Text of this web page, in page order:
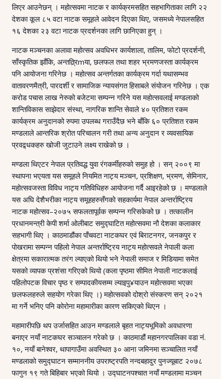
लिएर आउनेछन् । महोत्सवमा नाटक र कार्यक्रमसहित सहभागिताका लागि २२
देशका कूल ८५ वटा नाटक समूहले आवेदन दिएका थिए, जसमध्ये नेपालसहित
१६ देशका २३ वटा नाटक प्रदर्शनका लागि छानिएका हुन् ।
नाटक मञ्चनका अलावा महोत्सव अवधिभर कार्यशाला, तालिम, फोटो प्रदर्शनी,
साँस्कृतिक झाँकि, अन्तत्र्रिmया, छलफल तथा शहर भ्रमणजस्ता कार्यक्रम
पनि आयोजना गरिनेछ । महोत्सव अन्तर्गतका कार्यक्रम गर्दा यथासम्भव
वातावरणमैत्री, पारदर्शी र सामाजिक न्यायसंगत हिसाबले संयोजन गरिनेछ । एक
करोड पचास लाख नेरुको बजेटमा सम्पन्न गरिने यस महोत्सवलाई मण्डलाको
शान्तिविकास साझेदार संस्था, नागरिक शान्ति सेवाले ४० प्रतिशत रकम
कार्यक्रम अनुदानको रुपमा उपलब्ध गराउँदैछ भने बाँकि ६० प्रतिशत रकम
मण्डलाले आन्तरिक श्रोत परिचालन गरी तथा अन्य अनुदान र व्यवसायिक
प्रवद्र्धकहरु खोजी जुटाउने लक्ष्य राखेको छ ।
मण्डला थिएटर नेपाल प्रतिवद्ध युवा रंगकर्मीहरुको समुह हो । सन् २००९ मा
स्थापना भएयता यस समूहले नियमित नाट्य मञ्चन, प्रशिक्षण, भ्रमण, सेमिनार,
महोत्सवजस्ता विविध नाट्य गतिविधिहरु आयोजना गर्दै आइरहेको छ । मण्डलाले
यस अघि देशैभरीका नाट्य समूहहरुसँगको सहकार्यमा नेपाल अन्तर्राष्ट्रिय
नाटक महोत्सव–२०७५ सफलतापूर्वक सम्पन्न गरिसकेको छ । तत्कालीन
प्रधानमन्त्री केपी शर्मा ओलीबाट समुद्घाटित महोत्सवमा नौ देशका कलाकार
सहभागी थिए । काठमाडौंका पाँचवटा नाटकघर एवं बिराटनगर, जनकपुर र
पोखरामा सम्पन्न पहिलो नेपाल अन्तर्राष्ट्रिय नाट्य महोत्सवले नेपाली कला
क्षेत्रमा सकारात्मक तरंग ल्याएको थियो भने नेपाली समाज र मिडियामा समेत
यसको व्यापक प्रशंसा गरिएको थियो (कला पृष्ठमा सीमित नेपाली नाटकलाई
पहिलोपटक विचार पृष्ठ र सम्पादकीयसम्म ल्याइपु¥याउन महोत्सवमा भएका
छलफलहरुले सहयोग गरेका थिए ।) महोत्सवको दोश्रो संस्करण सन् २०२१
मा गर्ने भनिए पनि कोरोना महामारीका कारण सकिएको थिएन ।
महामारीपछि थप उर्जासहित आउन मण्डलाले बृहत नाट्यभूमिको अवधारणा
बनाएर नयाँ नाटकघर सञ्चालन गरेको छ । काठमाडौं महानगरपालिका वडा नं.
१०, नयाँ बानेश्वर, थापागाउँमा अवस्थित ३० आना जमिनमा सञ्चालित नयाँ
मण्डलाको समुद्घाटन सम्माननीय उपराष्ट्रपति नन्दबहादुर पुनज्यूबाट २०७८
फागुन १९ गते बिहिबार भएको थियो । उद्घाटनपश्चात नयाँ मण्डलामा मञ्चन